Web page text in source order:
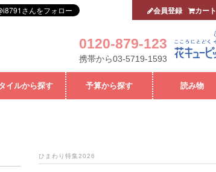
0120-879-123
携帯から03-5719-1593
会員登録 カート
イルから探す 予算から探す 読み物
ひまわり特集2026